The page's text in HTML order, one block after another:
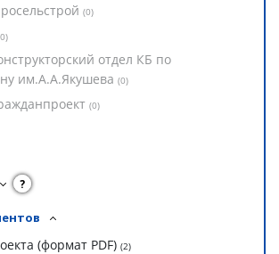
(0)
0)
отдел КБ по
им.А.А.Якушева (0)
(0)
?
(формат PDF) (2)